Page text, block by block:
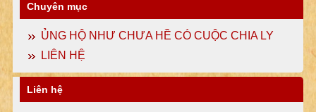
Chuyên mục
ỦNG HỘ NHƯ CHƯA HỀ CÓ CUỘC CHIA LY
LIÊN HỆ
Liên hệ